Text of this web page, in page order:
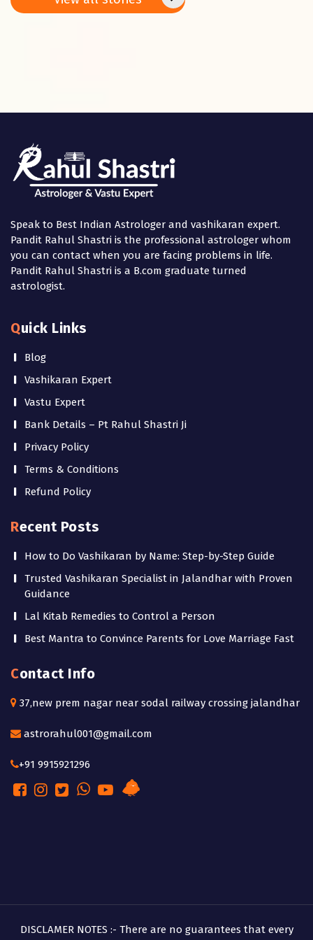
Panchami
Speak to Best Indian Astrologer and vashikaran expert.
Pandit Rahul Shastri is the professional astrologer whom
you can contact when you are facing problems in life.
Pandit Rahul Shastri is a B.com graduate turned
astrologist.
Quick Links
Blog
Vashikaran Expert
Vastu Expert
Bank Details – Pt Rahul Shastri Ji
Privacy Policy
Terms & Conditions
Refund Policy
Recent Posts
How to Do Vashikaran by Name: Step-by-Step Guide
Trusted Vashikaran Specialist in Jalandhar with Proven
Guidance
Lal Kitab Remedies to Control a Person
Best Mantra to Convince Parents for Love Marriage Fast
Contact Info
37,new prem nagar near sodal railway crossing jalandhar
astrorahul001@gmail.com
+91 9915921296
DISCLAMER NOTES :- There are no guarantees that every